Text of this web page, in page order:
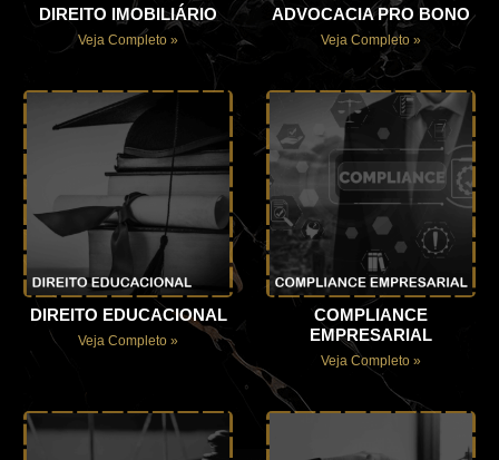
DIREITO IMOBILIÁRIO
Veja Completo »
ADVOCACIA PRO BONO
Veja Completo »
DIREITO EDUCACIONAL
Veja Completo »
COMPLIANCE
EMPRESARIAL
Veja Completo »